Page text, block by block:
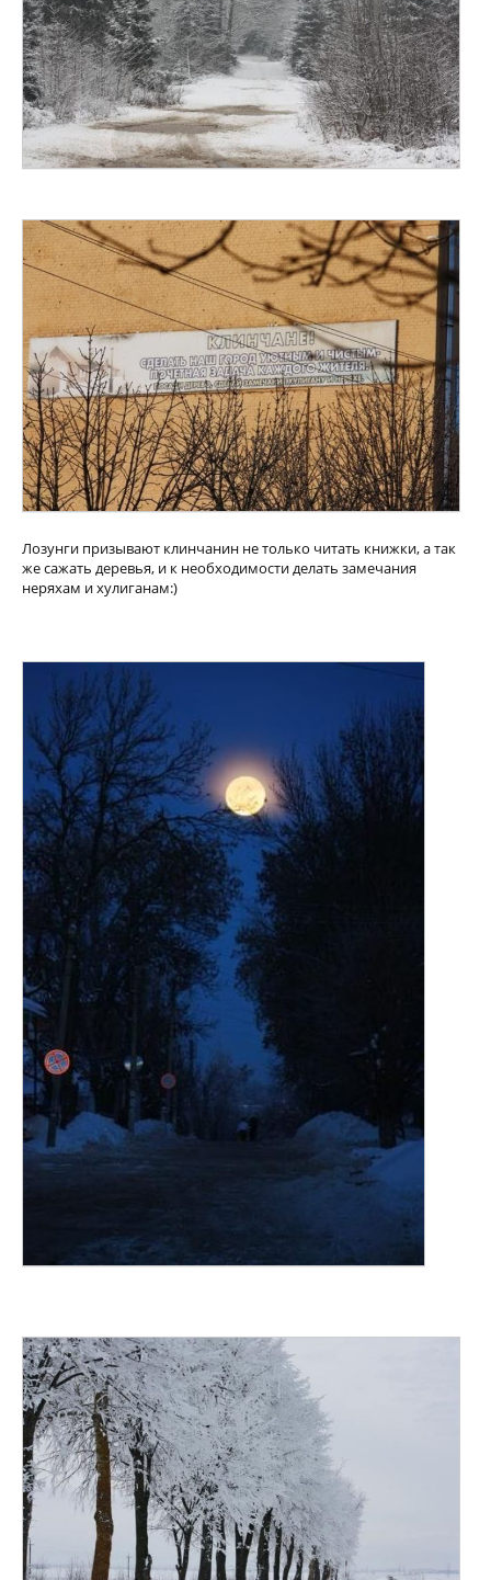
Лозунги призывают клинчанин не только читать книжки, а так
же сажать деревья, и к необходимости делать замечания
неряхам и хулиганам:)